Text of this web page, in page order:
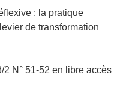
: la pratique
de transformation
2 N° 51-52 en libre accès